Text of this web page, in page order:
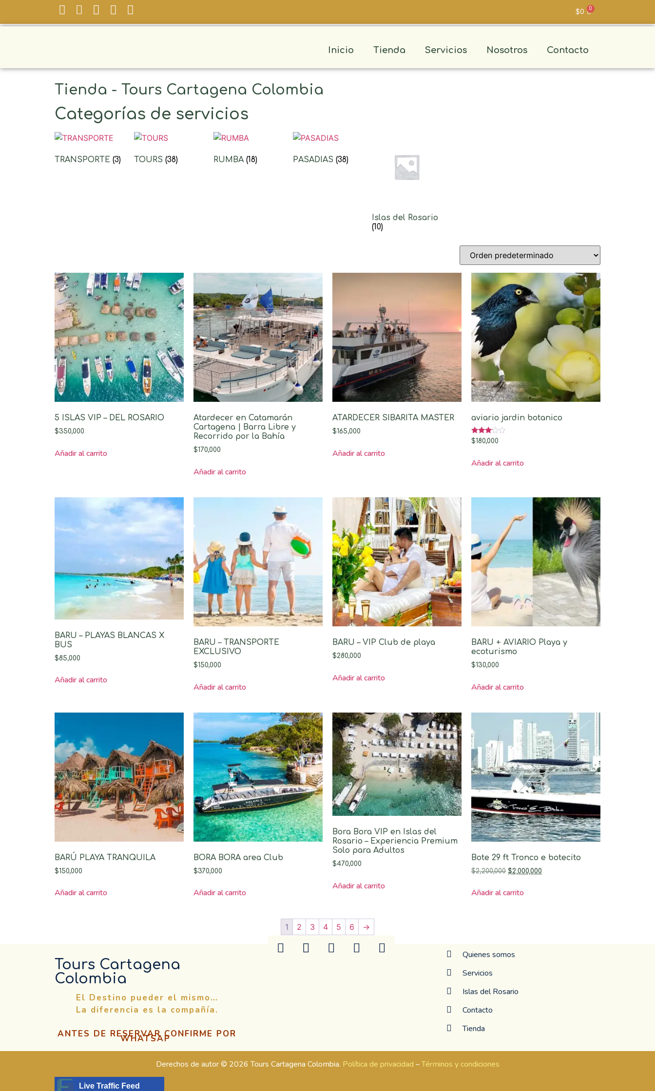
$0
Inicio Tienda Servicios Nosotros Contacto
Tienda - Tours Cartagena Colombia
Categorías de servicios
TRANSPORTE (3) TOURS (38) RUMBA (18) PASADIAS (38)
Islas del Rosario
(10)
5 ISLAS VIP – DEL ROSARIO
$350,000
Añadir al carrito
Atardecer en Catamarán
Cartagena | Barra Libre y
Recorrido por la Bahía
$170,000
Añadir al carrito
ATARDECER SIBARITA MASTER
$165,000
Añadir al carrito
aviario jardin botanico
Valorado
con
$180,000
Añadir al carrito
BARU – PLAYAS BLANCAS X
BUS
$85,000
Añadir al carrito
BARU – TRANSPORTE
EXCLUSIVO
$150,000
Añadir al carrito
BARU – VIP Club de playa
$280,000
Añadir al carrito
BARU + AVIARIO Playa y
ecoturismo
$130,000
Añadir al carrito
BARÚ PLAYA TRANQUILA
$150,000
Añadir al carrito
BORA BORA area Club
$370,000
Añadir al carrito
Bora Bora VIP en Islas del
Rosario – Experiencia Premium
Solo para Adultos
$470,000
Añadir al carrito
Bote 29 ft Tronco e botecito
$2,200,000 $2,000,000
Añadir al carrito
1 2 3 4 5 6 →
Tours Cartagena
Colombia
El Destino pueder el mismo…
La diferencia es la compañía.
ANTES DE RESERVAR CONFIRME POR
WHATSAP
Quienes somos
Servicios
Islas del Rosario
Contacto
Tienda
Derechos de autor © 2026 Tours Cartagena Colombia. Política de privacidad –Términos y condiciones
Live Traffic Feed